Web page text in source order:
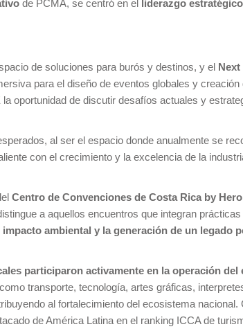
de PCMA, se centró en el liderazgo
de soluciones para burós y destinos, y el
para el diseño de eventos globales y creación
oportunidad de discutir desafíos actuales y
al ser el espacio donde anualmente se
con el crecimiento y la excelencia de la
Centro de Convenciones de Costa Rica by
a aquellos encuentros que integran
ambiental y la generación de un legado
participaron activamente en la operación del
transporte, tecnología, artes gráficas,
al fortalecimiento del ecosistema nacional.
de América Latina en el ranking ICCA de